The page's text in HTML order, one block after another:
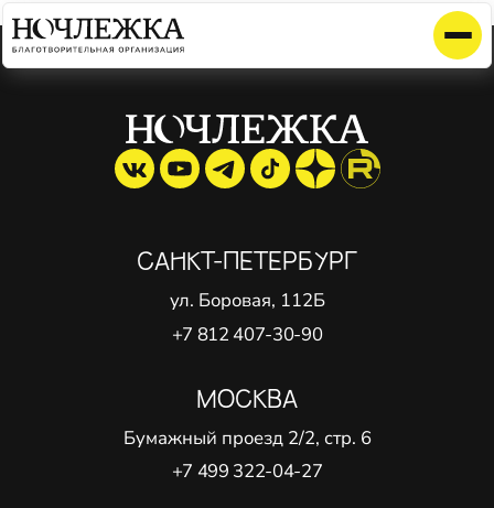
Элемент не найден!
САНКТ-ПЕТЕРБУРГ
ул. Боровая, 112Б
+7 812 407-30-90
МОСКВА
Бумажный проезд 2/2, стр. 6
+7 499 322-04-27